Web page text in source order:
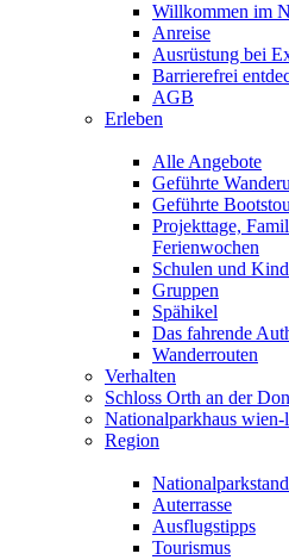
Willkommen im
Anreise
Ausrüstung bei
Barrierefrei
AGB
Erleben
Alle Angebote
Geführte
Geführte
Projekttage,
Ferienwochen
Schulen und
Gruppen
Spähikel
Das fahrende
Wanderrouten
Verhalten
Schloss Orth an der
Nationalparkhaus
Region
Auterrasse
Ausflugstipps
Tourismus